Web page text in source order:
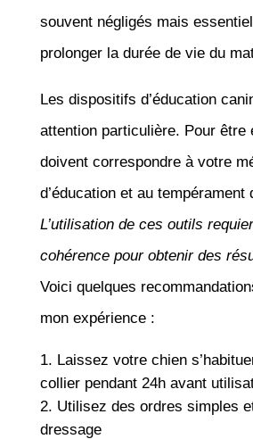
souvent négligés mais
prolonger la durée de vie du
Les dispositifs d’éducation
attention particulière. Pour être
doivent correspondre à votre
d’éducation et au tempérament
L’utilisation de ces outils
cohérence pour obtenir des
Voici quelques
mon expérience :
Laissez votre chien
collier pendant 24h avant
Utilisez des ordres simples
dressage